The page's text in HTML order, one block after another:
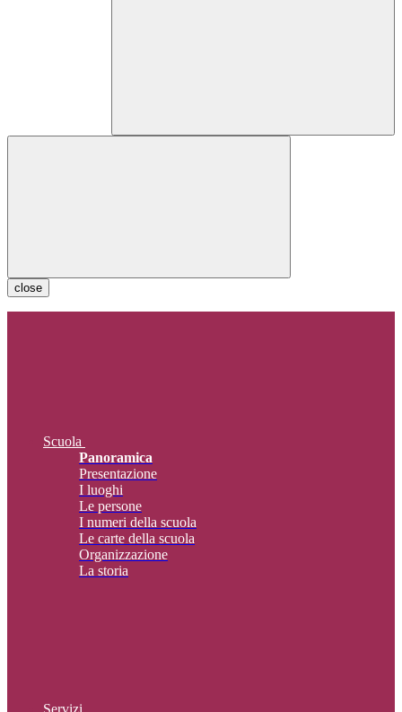
close
Scuola
Panoramica
Presentazione
I luoghi
Le persone
I numeri della scuola
Le carte della scuola
Organizzazione
La storia